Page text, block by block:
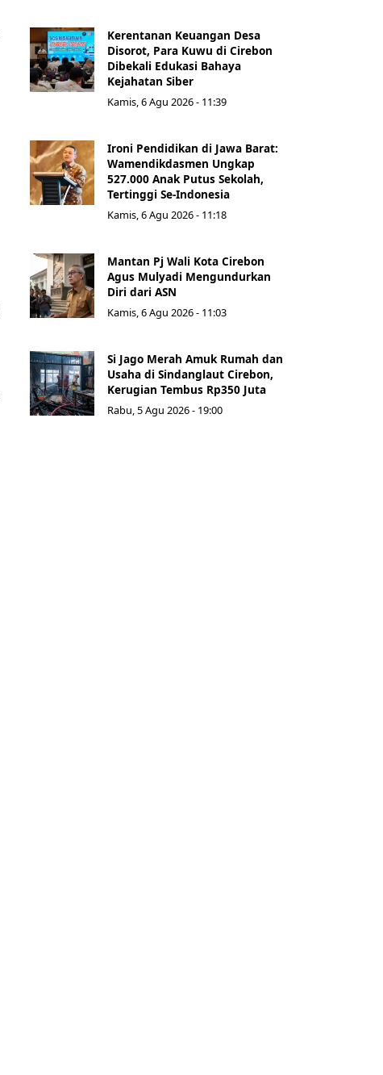
Kerentanan Keuangan Desa
Disorot, Para Kuwu di Cirebon
Dibekali Edukasi Bahaya
Kejahatan Siber
Kamis, 6 Agu 2026 - 11:39
Ironi Pendidikan di Jawa Barat:
Wamendikdasmen Ungkap
527.000 Anak Putus Sekolah,
Tertinggi Se-Indonesia
Kamis, 6 Agu 2026 - 11:18
Mantan Pj Wali Kota Cirebon
Agus Mulyadi Mengundurkan
Diri dari ASN
Kamis, 6 Agu 2026 - 11:03
Si Jago Merah Amuk Rumah dan
Usaha di Sindanglaut Cirebon,
Kerugian Tembus Rp350 Juta
Rabu, 5 Agu 2026 - 19:00